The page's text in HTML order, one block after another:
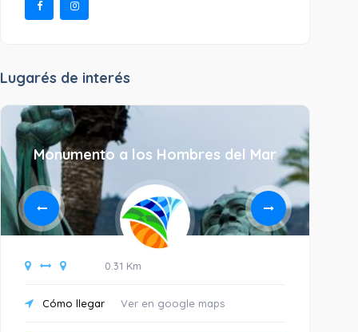
Lugarés de interés
Monumento a los Hombres del Mar
0.31 Km
Cómo llegar Ver en google maps